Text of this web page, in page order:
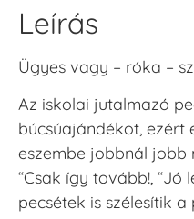
Leírás
Ügyes vagy – róka –
Az iskolai jutalmazó
búcsúajándékot,
eszembe jobbnál jobb
“Csak így tovább!, “Jó
pecsétek is szélesítik a